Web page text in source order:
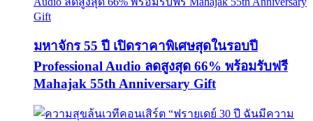
มหาจักร 55 ปี เปิดราคาพิเศษสุดในรอบปี
Professional Audio ลดสูงสุด 66% พร้อมรับฟรี
Mahajak 55th Anniversary Gift